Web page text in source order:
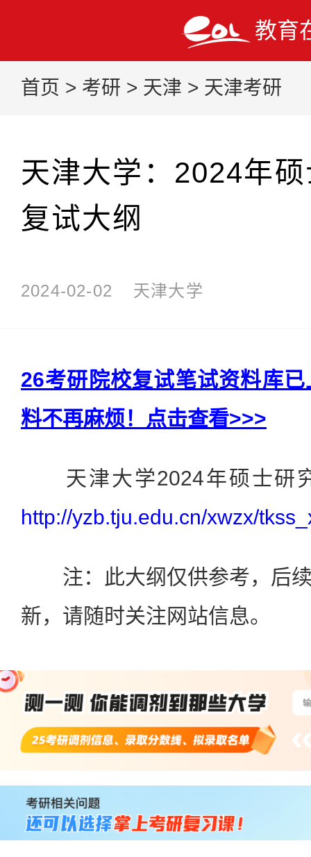
教育
首页 > 考研 > 天津 > 天津考研
天津大学：2024年
复试大纲
2024-02-02 天津大学
26考研院校复试笔试资料库
料不再麻烦！点击查看>>>
天津大学2024年硕士研
http://yzb.tju.edu.cn/xwzx/
注：此大纲仅供参考，后续
新，请随时关注网站信息。